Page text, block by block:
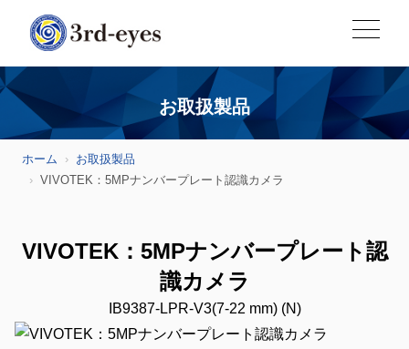
お取扱製品
ホーム
お取扱製品
VIVOTEK：5MPナンバープレート認識カメラ
VIVOTEK：5MPナンバープレート認
識カメラ
IB9387-LPR-V3(7-22 mm) (N)